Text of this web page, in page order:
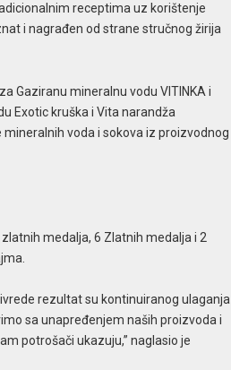
receptima uz korištenje
i nagrađen od strane stručnog žirija
Gaziranu mineralnu vodu VITINKA i
Exotic kruška i Vita narandža
voda i sokova iz proizvodnog
medalja, 6 Zlatnih medalja i 2
rezultat su kontinuiranog ulaganja
sa unapređenjem naših proizvoda i
potrošači ukazuju,” naglasio je